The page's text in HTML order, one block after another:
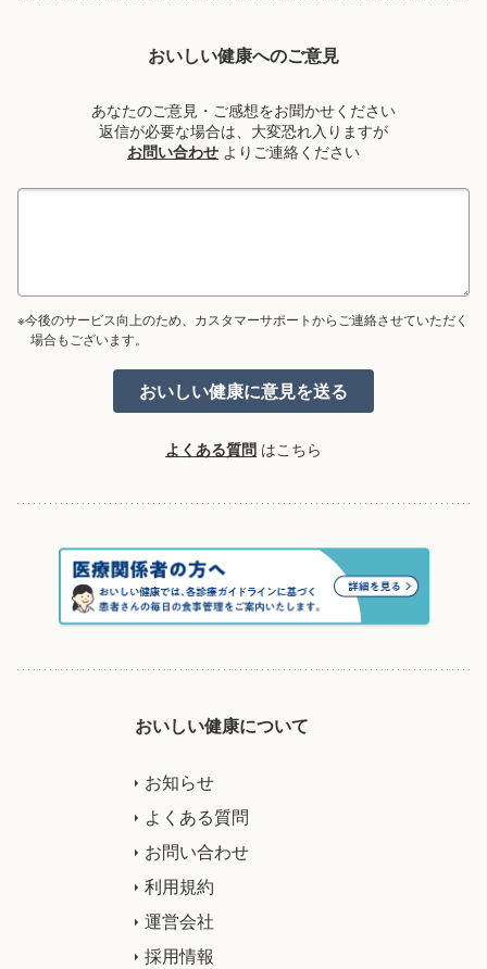
おいしい健康へのご意見
あなたのご意見・ご感想をお聞かせください
返信が必要な場合は、大変恐れ入りますが
お問い合わせ よりご連絡ください
※今後のサービス向上のため、カスタマーサポートからご連絡させていただく
場合もございます。
よくある質問 はこちら
おいしい健康について
お知らせ
よくある質問
お問い合わせ
利用規約
運営会社
採用情報